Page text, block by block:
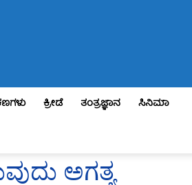
ಕ್ರೀಡೆ ತಂತ್ರಜ್ಞಾನ ಸಿನಿಮಾ
ಅಗತ್ಯ